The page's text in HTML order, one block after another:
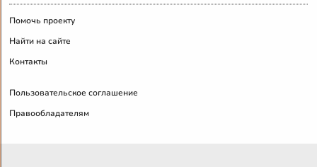
Помочь проекту
Найти на сайте
Контакты
Пользовательское соглашение
Правообладателям